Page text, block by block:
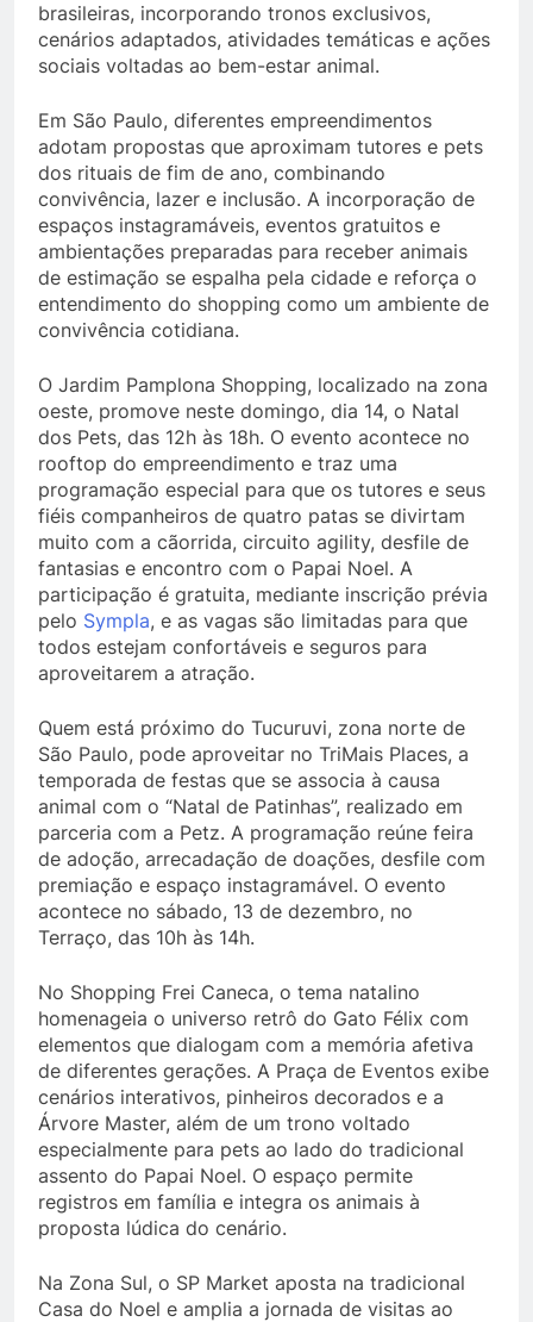
brasileiras, incorporando tronos exclusivos,
cenários adaptados, atividades temáticas e ações
sociais voltadas ao bem-estar animal.
Em São Paulo, diferentes empreendimentos
adotam propostas que aproximam tutores e pets
dos rituais de fim de ano, combinando
convivência, lazer e inclusão. A incorporação de
espaços instagramáveis, eventos gratuitos e
ambientações preparadas para receber animais
de estimação se espalha pela cidade e reforça o
entendimento do shopping como um ambiente de
convivência cotidiana.
O Jardim Pamplona Shopping, localizado na zona
oeste, promove neste domingo, dia 14, o Natal
dos Pets, das 12h às 18h. O evento acontece no
rooftop do empreendimento e traz uma
programação especial para que os tutores e seus
fiéis companheiros de quatro patas se divirtam
muito com a cãorrida, circuito agility, desfile de
fantasias e encontro com o Papai Noel. A
participação é gratuita, mediante inscrição prévia
pelo Sympla, e as vagas são limitadas para que
todos estejam confortáveis e seguros para
aproveitarem a atração.
Quem está próximo do Tucuruvi, zona norte de
São Paulo, pode aproveitar no TriMais Places, a
temporada de festas que se associa à causa
animal com o “Natal de Patinhas”, realizado em
parceria com a Petz. A programação reúne feira
de adoção, arrecadação de doações, desfile com
premiação e espaço instagramável. O evento
acontece no sábado, 13 de dezembro, no
Terraço, das 10h às 14h.
No Shopping Frei Caneca, o tema natalino
homenageia o universo retrô do Gato Félix com
elementos que dialogam com a memória afetiva
de diferentes gerações. A Praça de Eventos exibe
cenários interativos, pinheiros decorados e a
Árvore Master, além de um trono voltado
especialmente para pets ao lado do tradicional
assento do Papai Noel. O espaço permite
registros em família e integra os animais à
proposta lúdica do cenário.
Na Zona Sul, o SP Market aposta na tradicional
Casa do Noel e amplia a jornada de visitas ao